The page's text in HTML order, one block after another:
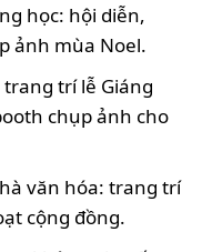
học: hội diễn,
ảnh mùa Noel.
trí lễ Giáng
chụp ảnh cho
văn hóa: trang trí
cộng đồng.